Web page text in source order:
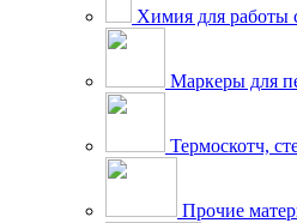
Химия для работы
Маркеры для
Термоскотч,
Прочие